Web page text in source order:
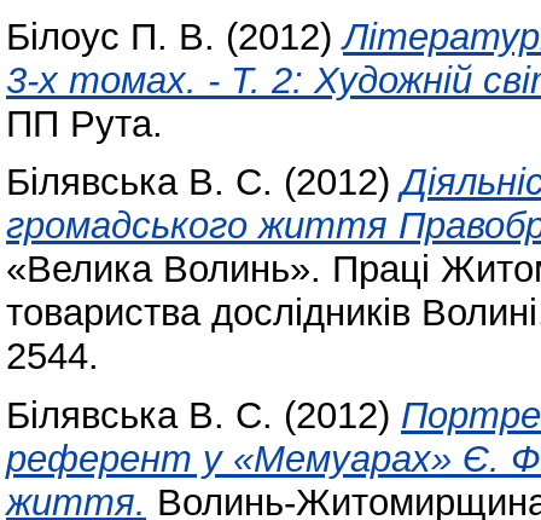
Білоус П. В. (2012)
3-х томах. - Т. 2: Художній
ПП Рута.
Білявська В. С. (2012)
громадського життя
«Велика Волинь». Праці
товариства дослідників
2544.
Білявська В. С. (2012)
референт у «Мемуарах» Є.
життя. Волинь-Житомирщина.